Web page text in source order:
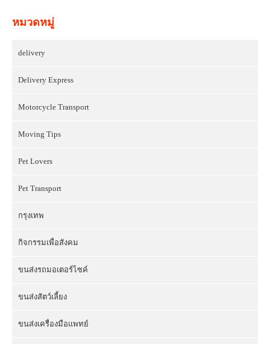
หมวดหมู่
delivery
Delivery Express
Motorcycle Transport
Moving Tips
Pet Lovers
Pet Transport
กรุงเทพ
กิจกรรมเพื่อสังคม
ขนส่งรถมอเตอร์ไซค์
ขนส่งสัตว์เลี้ยง
ขนส่งเครื่องมือแพทย์